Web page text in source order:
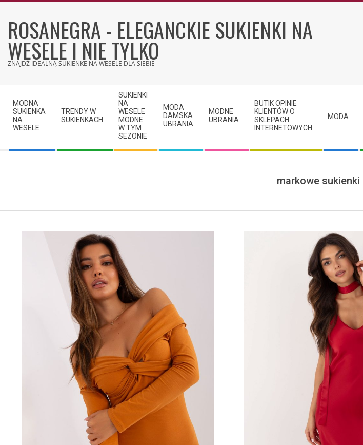
contentROSANEGRA - ELEGANCKIE SUKIENKI NA
WESELE I NIE TYLKO
ZNAJDŹ IDEALNĄ SUKIENKĘ NA WESELE DLA SIEBIE
Navigation
Menu
MODNA
SUKIENKA
NA
WESELE
TRENDY W
SUKIENKACH
SUKIENKI
NA
WESELE
MODNE
W TYM
SEZONIE
MODA
DAMSKA
UBRANIA
MODNE
UBRANIA
BUTIK OPINIE
KLIENTÓW O
SKLEPACH
INTERNETOWYCH
MODA
markowe